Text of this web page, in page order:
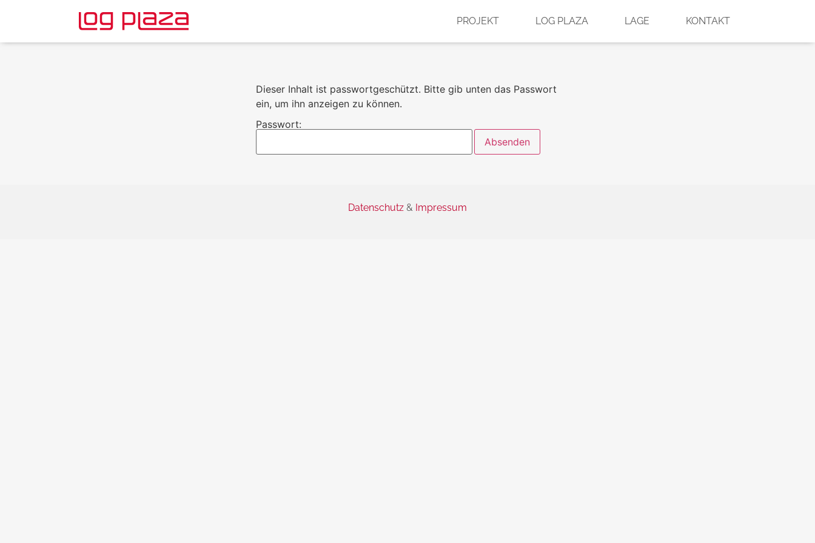
PROJEKT LOG PLAZA LAGE KONTAKT
Dieser Inhalt ist passwortgeschützt. Bitte gib unten das Passwort
ein, um ihn anzeigen zu können.
Passwort:
Datenschutz & Impressum